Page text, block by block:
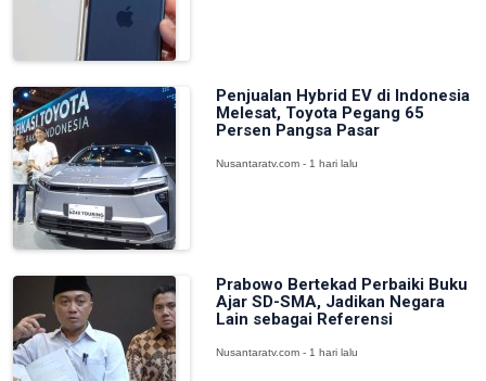
Penjualan Hybrid EV di Indonesia
Melesat, Toyota Pegang 65
Persen Pangsa Pasar
Nusantaratv.com - 1 hari lalu
Prabowo Bertekad Perbaiki Buku
Ajar SD-SMA, Jadikan Negara
Lain sebagai Referensi
Nusantaratv.com - 1 hari lalu